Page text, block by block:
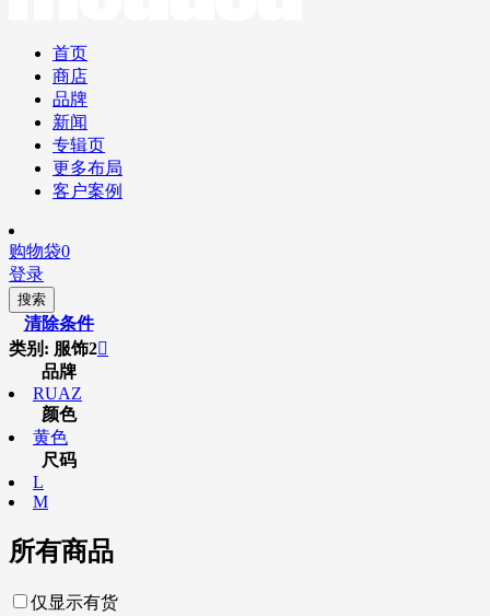
首页
商店
品牌
新闻
专辑页
更多布局
客户案例
购物袋0
登录
搜索
清除条件
类别: 服饰2
品牌
RUAZ
颜色
黄色
尺码
L
M
所有商品
仅显示有货